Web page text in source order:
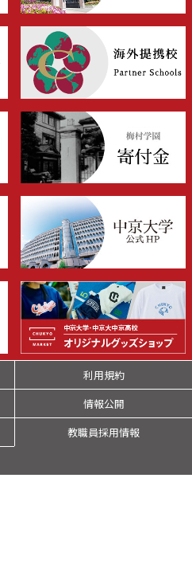
利用規約
情報公開
教職員採用情報